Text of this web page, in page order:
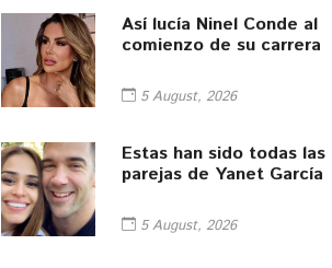
Así lucía Ninel Conde al
comienzo de su carrera
5 August, 2026
Estas han sido todas las
parejas de Yanet García
5 August, 2026